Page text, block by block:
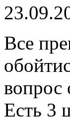
Все
вопрос
Есть 3